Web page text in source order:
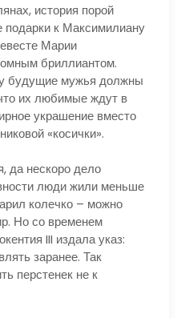
история порой
подарки к Максимилиану
Марии
бриллиантом.
будущие мужья должны
их любимые ждут в
украшение вместо
«косички».
да нескоро дело
люди жили меньше
колечко – можно
Но со временем
III издала указ:
заранее. Так
перстенек не к